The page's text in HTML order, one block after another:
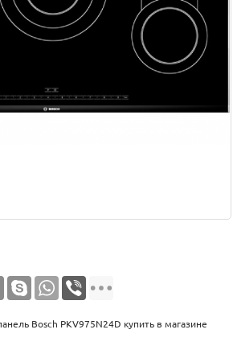
Bosch PKV975N24D купить в магазине